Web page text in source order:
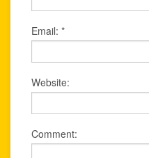
Email: *
Website:
Comment: